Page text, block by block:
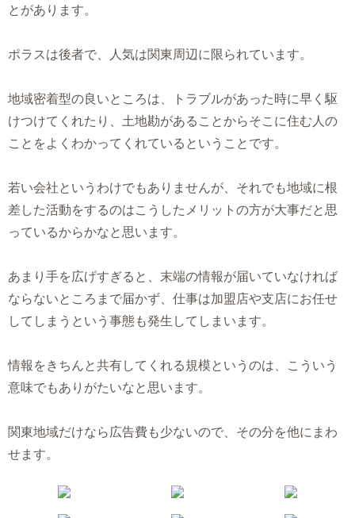
とがあります。
ポラスは後者で、人気は関東周辺に限られています。
地域密着型の良いところは、トラブルがあった時に早く駆
けつけてくれたり、土地勘があることからそこに住む人の
ことをよくわかってくれているということです。
若い会社というわけでもありませんが、それでも地域に根
差した活動をするのはこうしたメリットの方が大事だと思
っているからかなと思います。
あまり手を広げすぎると、末端の情報が届いていなければ
ならないところまで届かず、仕事は加盟店や支店にお任せ
してしまうという事態も発生してしまいます。
情報をきちんと共有してくれる規模というのは、こういう
意味でもありがたいなと思います。
関東地域だけなら広告費も少ないので、その分を他にまわ
せます。